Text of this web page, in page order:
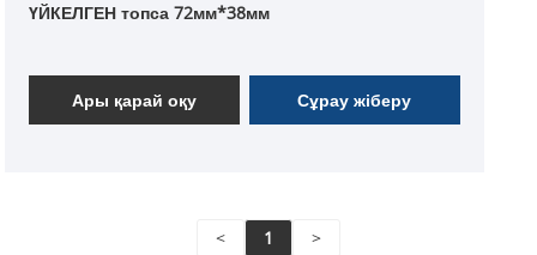
ҮЙКЕЛГЕН топса 72мм*38мм
Ары қарай оқу Сұрау жіберу
< 1 >